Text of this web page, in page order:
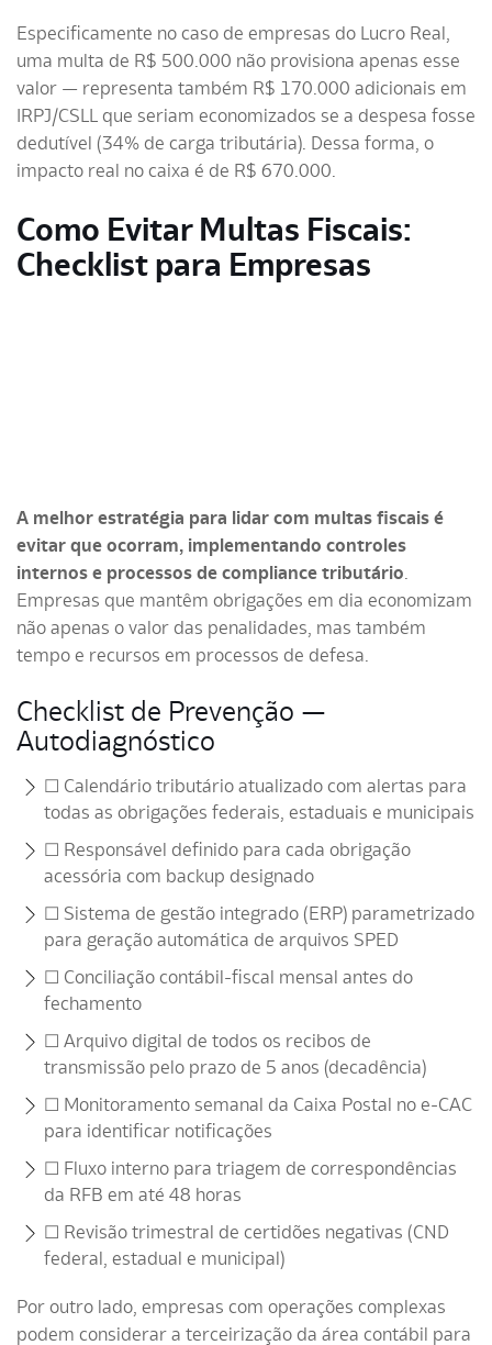
Especificamente no caso de empresas do Lucro Real,
uma multa de R$ 500.000 não provisiona apenas esse
valor — representa também R$ 170.000 adicionais em
IRPJ/CSLL que seriam economizados se a despesa fosse
dedutível (34% de carga tributária). Dessa forma, o
impacto real no caixa é de R$ 670.000.
Como Evitar Multas Fiscais:
Checklist para Empresas
A melhor estratégia para lidar com multas fiscais é
evitar que ocorram, implementando controles
internos e processos de compliance tributário
Empresas que mantêm obrigações em dia economizam
não apenas o valor das penalidades, mas também
tempo e recursos em processos de defesa.
Checklist de Prevenção —
Autodiagnóstico
☐ Calendário tributário atualizado com alertas para
todas as obrigações federais, estaduais e municipais
☐ Responsável definido para cada obrigação
acessória com backup designado
☐ Sistema de gestão integrado (ERP) parametrizado
para geração automática de arquivos SPED
☐ Conciliação contábil-fiscal mensal antes do
fechamento
☐ Arquivo digital de todos os recibos de
transmissão pelo prazo de 5 anos (decadência)
☐ Monitoramento semanal da Caixa Postal no e-CAC
para identificar notificações
☐ Fluxo interno para triagem de correspondências
da RFB em até 48 horas
☐ Revisão trimestral de certidões negativas (CND
federal, estadual e municipal)
Por outro lado, empresas com operações complexas
podem considerar a terceirização da área contábil para